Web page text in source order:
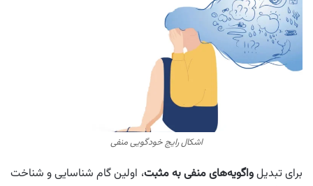
اشکال رایج خودگویی منفی
برای تبدیلواگویه‌های منفی به مثبت، اولین گام شناسایی و شناخت